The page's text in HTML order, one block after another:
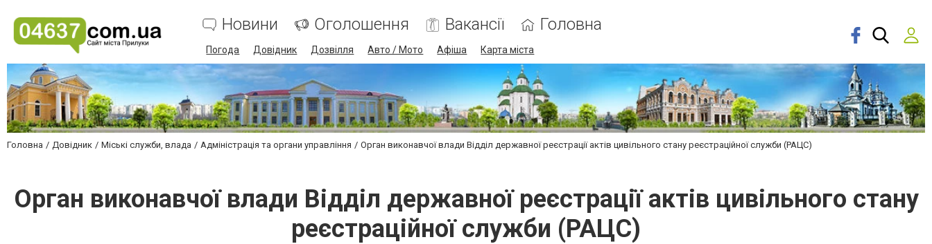
Новини Оголошення Вакансії Головна
Погода Довідник Дозвілля Авто / Мото Афіша Карта міста
Головна Довідник Міські служби, влада Адміністрація та органи управління Орган виконавчої влади Відділ державної реєстрації актів цивільного стану реєстраційної служби (РАЦС)
Орган виконавчої влади Відділ державної реєстрації актів цивільного стану
реєстраційної служби (РАЦС)